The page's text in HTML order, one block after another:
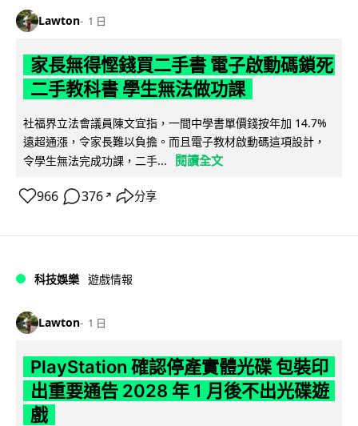
Lawton 1 日
家長無得慳錢買二手書 電子啟動碼鎖死
二手教科書 學生無法做功課
社福界立法會議員陳文宜指，一間中學書單價錢按年加 14.7%
遠超通漲，令家長難以負擔。而且電子教材啟動碼這項設計，
令學生無法完成功課，二手...
閱讀全文
966 376 ↗ 分享
科技娛樂 遊戲情報
Lawton 1 日
PlayStation 確認停產實體光碟 包裝印
出重要通告 2028 年 1 月後不出光碟遊
戲